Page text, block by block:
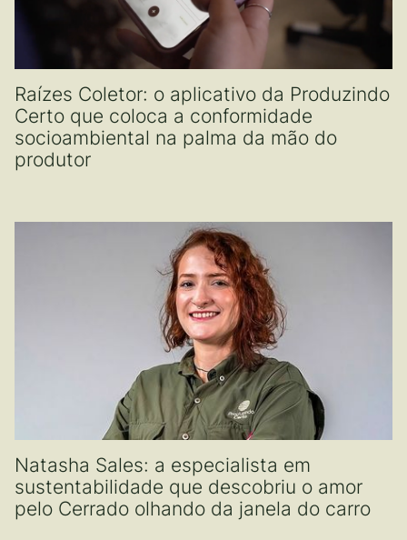
Raízes Coletor: o aplicativo da Produzindo
Certo que coloca a conformidade
socioambiental na palma da mão do
produtor
Natasha Sales: a especialista em
sustentabilidade que descobriu o amor
pelo Cerrado olhando da janela do carro